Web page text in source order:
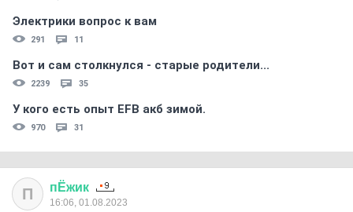
Электрики вопрос к вам
291 11
Вот и сам столкнулся - старые родители...
2239 35
У кого есть опыт EFB акб зимой.
970 31
П пЁжик
16:06, 01.08.2023